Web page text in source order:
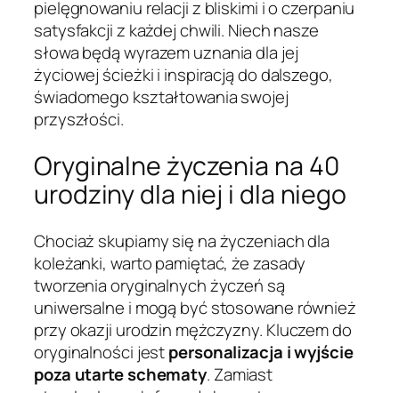
pielęgnowaniu relacji z bliskimi i o czerpaniu
satysfakcji z każdej chwili. Niech nasze
słowa będą wyrazem uznania dla jej
życiowej ścieżki i inspiracją do dalszego,
świadomego kształtowania swojej
przyszłości.
Oryginalne życzenia na 40
urodziny dla niej i dla niego
Chociaż skupiamy się na życzeniach dla
koleżanki, warto pamiętać, że zasady
tworzenia oryginalnych życzeń są
uniwersalne i mogą być stosowane również
przy okazji urodzin mężczyzny. Kluczem do
oryginalności jestpersonalizacja i wyjście
poza utarte schematy. Zamiast